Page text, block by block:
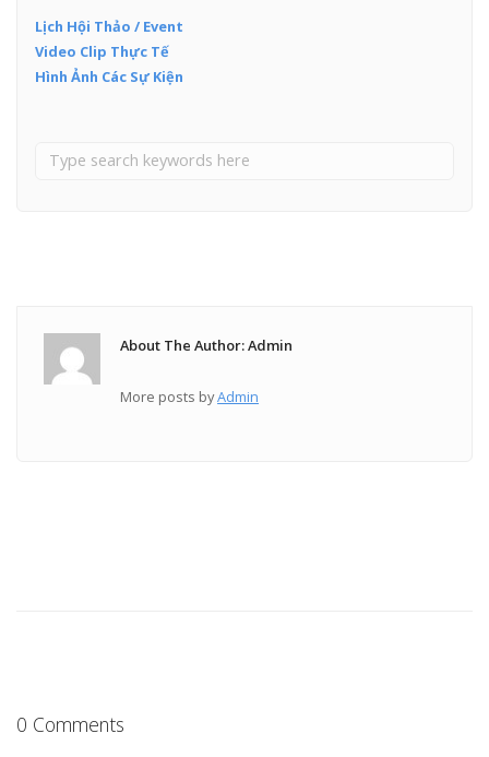
Lịch Hội Thảo / Event
Video Clip Thực Tế
Hình Ảnh Các Sự Kiện
About The Author: Admin
More posts byAdmin
0 Comments